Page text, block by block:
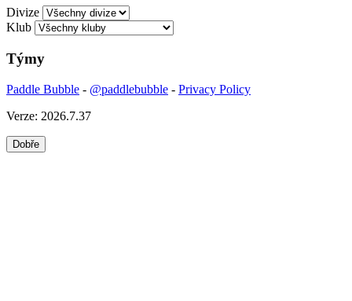
Divize
Klub
Týmy
Paddle Bubble - @paddlebubble - Privacy Policy
Verze: 2026.7.37